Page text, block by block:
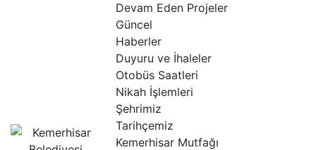
Devam Eden Projeler
Güncel
Haberler
Duyuru ve İhaleler
Otobüs Saatleri
Nikah İşlemleri
Şehrimiz
Tarihçemiz
Kemerhisar Mutfağı